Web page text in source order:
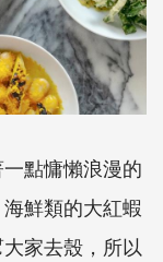
點慵懶浪漫的
鮮類的大紅蝦
家去殼，所以